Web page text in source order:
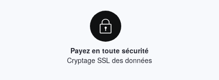
Payez en toute sécurité
Cryptage SSL des données